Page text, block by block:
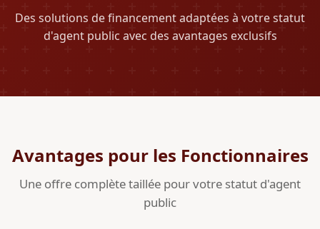
Des solutions de financement adaptées à votre statut
d'agent public avec des avantages exclusifs
Avantages pour les Fonctionnaires
Une offre complète taillée pour votre statut d'agent
public